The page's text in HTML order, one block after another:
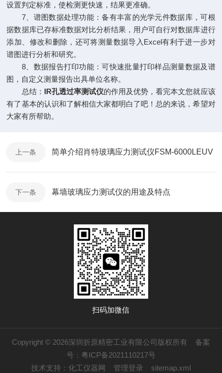
设置判定标准，使检测更快速，结果更准确。
7、谱图数据处理功能：备有丰富的光学元件数据库，可根
据数据库已存标准数据对比分析结果，用户可自行对数据库进行
添加、修改和删除，还可将测量数据导入Excel有利于进一步对
谱图进行分析和研究。
8、数据报告打印功能：可快速批量打印样品测量数据及谱
图，自定义测量报告出具单位名称。
总结： IR孔透过率测试仪的作用及优势，看完本文您就应该
有了基本的认识和了解相信大家都明白了吧！总的来说，希望对
大家有所帮助。
上一条 简单介绍肖特玻璃应力测试仪FSM-6000LEUV
下一条 幕墙玻璃应力测试仪的用途及特点
扫码加微信
Copyright © 2026深圳折原精密工业有限公司版权所有 备案
号：粤ICP备2021110217号
技术支持： 化工仪器网 管理登录 sitemap.xml